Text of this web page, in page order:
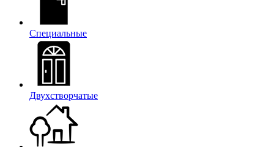
Специальные
Двухстворчатые